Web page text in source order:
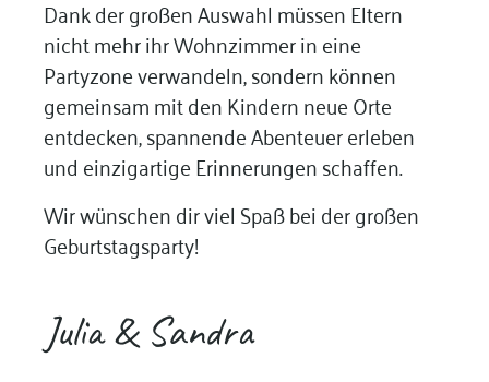
Dank der großen Auswahl müssen Eltern
nicht mehr ihr Wohnzimmer in eine
Partyzone verwandeln, sondern können
gemeinsam mit den Kindern neue Orte
entdecken, spannende Abenteuer erleben
und einzigartige Erinnerungen schaffen.
Wir wünschen dir viel Spaß bei der großen
Geburtstagsparty!
Julia & Sandra